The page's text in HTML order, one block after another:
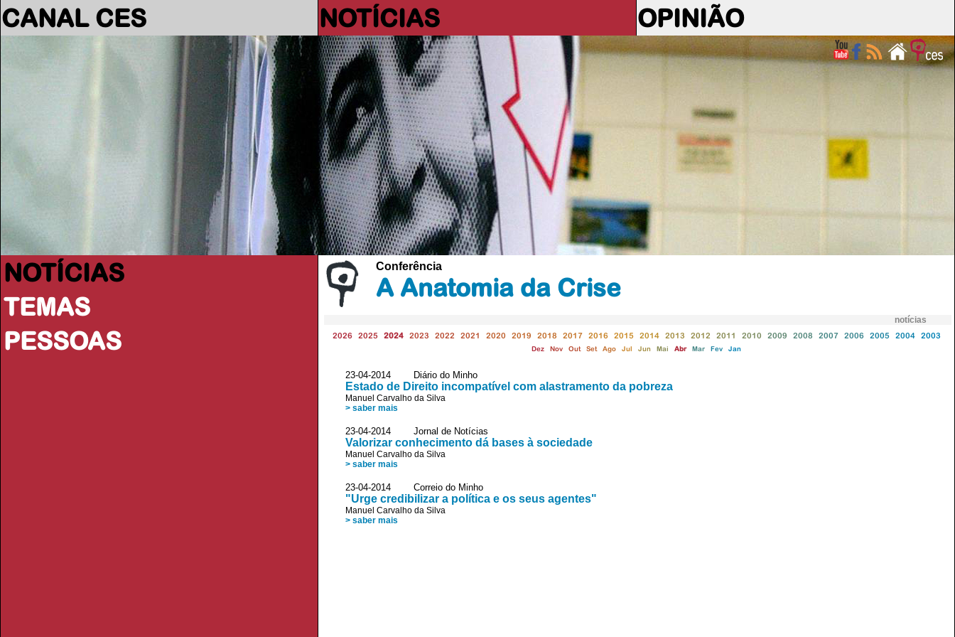
CANAL CES NOTÍCIAS OPINIÃO
NOTÍCIAS
TEMAS
PESSOAS
Conferência
A Anatomia da Crise
notícias
2026 2025 2024 2023 2022 2021 2020 2019 2018 2017 2016 2015 2014 2013 2012 2011 2010 2009 2008 2007 2006 2005 2004 2003
Dez Nov Out Set Ago Jul Jun Mai Abr Mar Fev Jan
23-04-2014 Diário do Minho
Estado de Direito incompatível com alastramento da pobreza
Manuel Carvalho da Silva
> saber mais
23-04-2014 Jornal de Notícias
Valorizar conhecimento dá bases à sociedade
Manuel Carvalho da Silva
> saber mais
23-04-2014 Correio do Minho
"Urge credibilizar a política e os seus agentes"
Manuel Carvalho da Silva
> saber mais